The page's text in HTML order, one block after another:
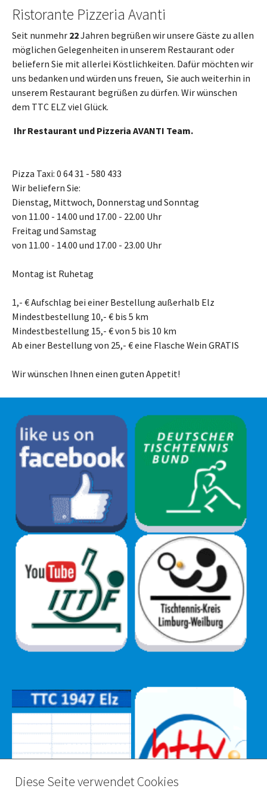
Ristorante Pizzeria Avanti
Seit nunmehr 22Jahren begrüßen wir unsere Gäste zu allen
möglichen Gelegenheiten in unserem Restaurant oder
beliefern Sie mit allerlei Köstlichkeiten. Dafür möchten wir
uns bedanken und würden uns freuen, Sie auch weiterhin in
unserem Restaurant begrüßen zu dürfen. Wir wünschen
dem TTC ELZ viel Glück.
Ihr Restaurant und Pizzeria AVANTI Team.
Pizza Taxi: 0 64 31 - 580 433
Wir beliefern Sie:
Dienstag, Mittwoch, Donnerstag und Sonntag
von 11.00 - 14.00 und 17.00 - 22.00 Uhr
Freitag und Samstag
von 11.00 - 14.00 und 17.00 - 23.00 Uhr
Montag ist Ruhetag
1,- € Aufschlag bei einer Bestellung außerhalb Elz
Mindestbestellung 10,- € bis 5 km
Mindestbestellung 15,- € von 5 bis 10 km
Ab einer Bestellung von 25,- € eine Flasche Wein GRATIS
Wir wünschen Ihnen einen guten Appetit!
Diese Seite verwendet Cookies